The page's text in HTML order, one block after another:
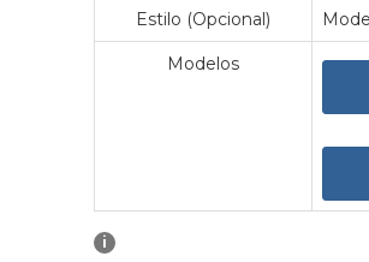
Estilo (Opcional)
Modelos
i